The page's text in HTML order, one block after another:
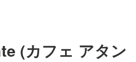
(カフェ アタン